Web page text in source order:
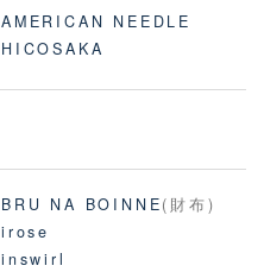
AMERICAN NEEDLE
HICOSAKA
BRU NA BOINNE(財布)
irose
inswirl